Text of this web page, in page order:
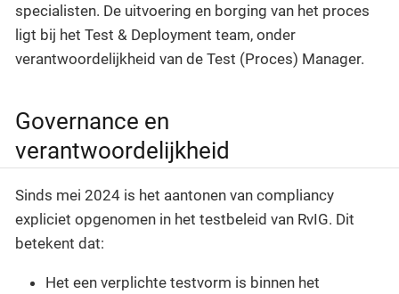
specialisten. De uitvoering en borging van het proces
ligt bij het Test & Deployment team, onder
verantwoordelijkheid van de Test (Proces) Manager.
Governance en
verantwoordelijkheid
Sinds mei 2024 is het aantonen van compliancy
expliciet opgenomen in het testbeleid van RvIG. Dit
betekent dat:
Het een verplichte testvorm is binnen het